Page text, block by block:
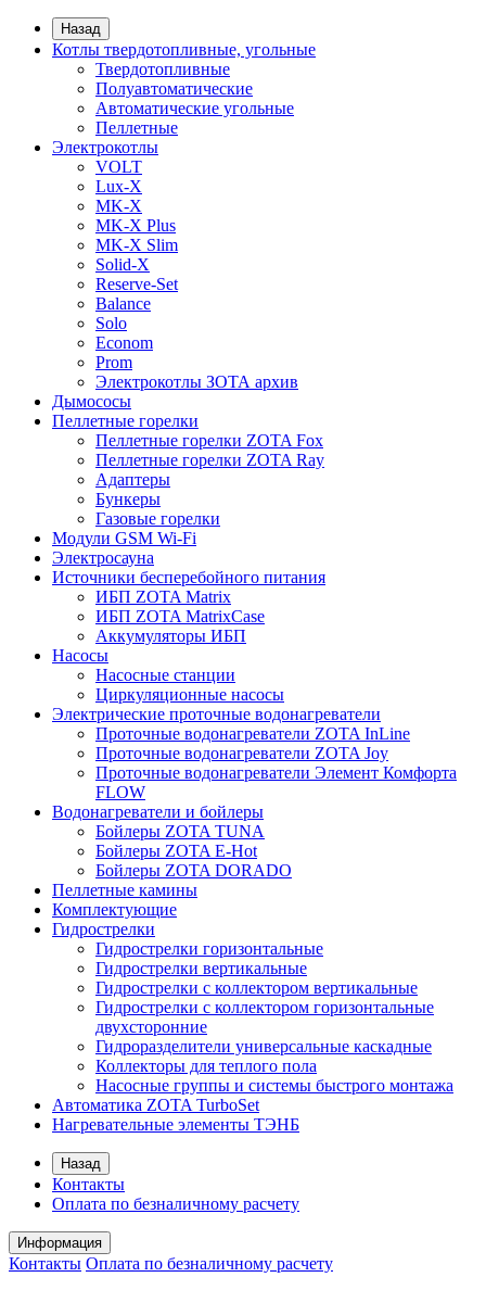
Назад
Котлы твердотопливные, угольные
Твердотопливные
Полуавтоматические
Автоматические угольные
Пеллетные
Электрокотлы
VOLT
Lux-X
MK-X
MK-X Plus
MK-X Slim
Solid-X
Reserve-Set
Balance
Solo
Econom
Prom
Электрокотлы ЗОТА архив
Дымососы
Пеллетные горелки
Пеллетные горелки ZOTA Fox
Пеллетные горелки ZOTA Ray
Адаптеры
Бункеры
Газовые горелки
Модули GSM Wi-Fi
Электросауна
Источники бесперебойного питания
ИБП ZOTA Matrix
ИБП ZOTA MatrixCase
Аккумуляторы ИБП
Насосы
Насосные станции
Циркуляционные насосы
Электрические проточные водонагреватели
Проточные водонагреватели ZOTA InLine
Проточные водонагреватели ZOTA Joy
Проточные водонагреватели Элемент Комфорта
FLOW
Водонагреватели и бойлеры
Бойлеры ZOTA TUNA
Бойлеры ZOTA E-Hot
Бойлеры ZOTA DORADO
Пеллетные камины
Комплектующие
Гидрострелки
Гидрострелки горизонтальные
Гидрострелки вертикальные
Гидрострелки с коллектором вертикальные
Гидрострелки с коллектором горизонтальные
двухсторонние
Гидроразделители универсальные каскадные
Коллекторы для теплого пола
Насосные группы и системы быстрого монтажа
Автоматика ZOTA TurboSet
Нагревательные элементы ТЭНБ
Назад
Контакты
Оплата по безналичному расчету
Информация
Контакты Оплата по безналичному расчету